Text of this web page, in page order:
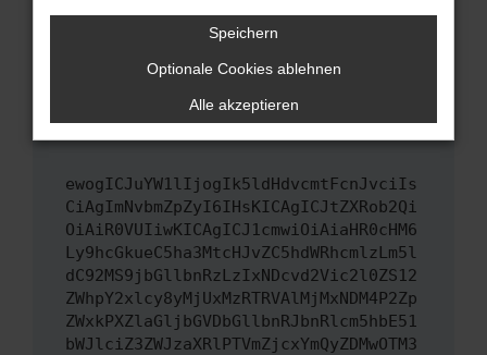
Wende dich an den Webseitenbetreiber.
Wenn du alle oben genannten Schritte versucht
hast, kontaktiere uns bitte. Wir werden
versuchen, das Problem zu beheben. Du kannst
uns diesen Text schicken, um uns bei der
ewogICJuYW1lIjogIk5ldHdvcmtFcnJvciIs
CiAgImNvbmZpZyI6IHsKICAgICJtZXRob2Qi
OiAiR0VUIiwKICAgICJ1cmwiOiAiaHR0cHM6
Ly9hcGkueC5ha3MtcHJvZC5hdWRhcmlzLm5l
dC92MS9jbGllbnRzLzIxNDcvd2Vic2l0ZS12
ZWhpY2xlcy8yMjUxMzRTRVAlMjMxNDM4P2Zp
ZWxkPXZlaGljbGVDbGllbnRJbnRlcm5hbE51
bWJlciZ3ZWJzaXRlPTVmZjcxYmQyZDMwOTM3
Speichern
Optionale Cookies ablehnen
Alle akzeptieren